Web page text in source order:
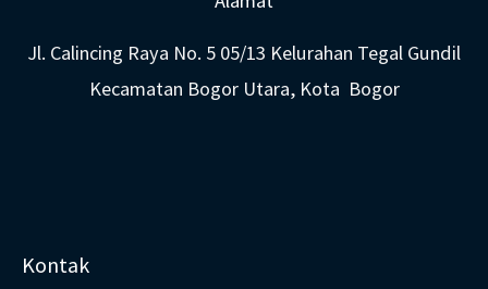
Jl. Calincing Raya No. 5 05/13 Kelurahan Tegal Gundil
Kecamatan Bogor Utara, Kota Bogor
Kontak